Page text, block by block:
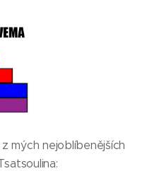
mých nejoblíbenějších